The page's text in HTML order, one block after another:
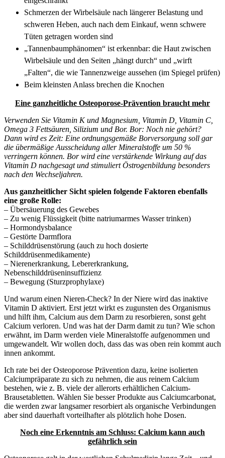
Schmerzen der Wirbelsäule nach längerer Belastung und
schweren Heben, auch nach dem Einkauf, wenn schwere
Tüten getragen worden sind
„Tannenbaumphänomen“ ist erkennbar: die Haut zwischen
Wirbelsäule und den Seiten „hängt durch“ und „wirft
„Falten“, die wie Tannenzweige aussehen (im Spiegel prüfen)
Beim kleinsten Anlass brechen die Knochen
Eine ganzheitliche Osteoporose-Prävention braucht mehr
Verwenden Sie Vitamin K und Magnesium, Vitamin D, Vitamin C,
Omega 3 Fettsäuren, Silizium und Bor. Bor: Noch nie gehört?
Dann wird es Zeit: Eine ordnungsgemäße Borversorgung soll gar
die übermäßige Ausscheidung aller Mineralstoffe um 50 %
verringern können. Bor wird eine verstärkende Wirkung auf das
Vitamin D nachgesagt und stimuliert Östrogenbildung besonders
nach den Wechseljahren.
Aus ganzheitlicher Sicht spielen folgende Faktoren ebenfalls
eine große Rolle:
– Übersäuerung des Gewebes
– Zu wenig Flüssigkeit (bitte natriumarmes Wasser trinken)
– Hormondysbalance
– Gestörte Darmflora
– Schilddrüsenstörung (auch zu hoch dosierte
Schilddrüsenmedikamente)
– Nierenerkrankung, Lebererkrankung,
Nebenschilddrüseninsuffizienz
– Bewegung (Sturzprophylaxe)
Und warum einen Nieren-Check? In der Niere wird das inaktive
Vitamin D aktiviert. Erst jetzt wirkt es zugunsten des Organismus
und hilft ihm, Calcium aus dem Darm zu resorbieren, sonst geht
Calcium verloren. Und was hat der Darm damit zu tun? Wie schon
erwähnt, im Darm werden viele Mineralstoffe aufgenommen und
umgewandelt. Wir wollen doch, dass das was oben rein kommt auch
innen ankommt.
Ich rate bei der Osteoporose Prävention dazu, keine isolierten
Calciumpräparate zu sich zu nehmen, die aus reinem Calcium
bestehen, wie z. B. viele der allerorts erhältlichen Calcium-
Brausetabletten. Wählen Sie besser Produkte aus Calciumcarbonat,
die werden zwar langsamer resorbiert als organische Verbindungen
aber sind dauerhaft vorteilhafter als plötzlich hohe Dosen.
Noch eine Erkenntnis am Schluss: Calcium kann auch
gefährlich sein